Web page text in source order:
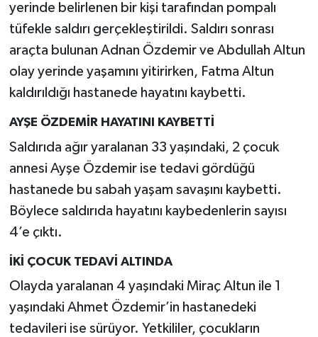
yerinde belirlenen bir kişi tarafından pompalı
tüfekle saldırı gerçekleştirildi. Saldırı sonrası
araçta bulunan Adnan Özdemir ve Abdullah Altun
olay yerinde yaşamını yitirirken, Fatma Altun
kaldırıldığı hastanede hayatını kaybetti.
AYŞE ÖZDEMİR HAYATINI KAYBETTİ
Saldırıda ağır yaralanan 33 yaşındaki, 2 çocuk
annesi Ayşe Özdemir ise tedavi gördüğü
hastanede bu sabah yaşam savaşını kaybetti.
Böylece saldırıda hayatını kaybedenlerin sayısı
4’e çıktı.
İKİ ÇOCUK TEDAVİ ALTINDA
Olayda yaralanan 4 yaşındaki Miraç Altun ile 1
yaşındaki Ahmet Özdemir’in hastanedeki
tedavileri ise sürüyor. Yetkililer, çocukların